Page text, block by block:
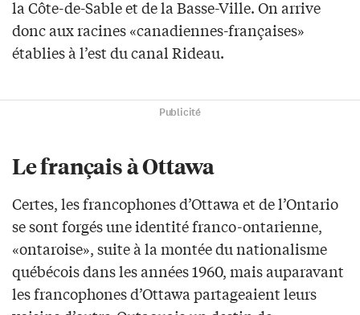
la Côte-de-Sable et de la Basse-Ville. On arrive
donc aux racines «canadiennes-françaises»
établies à l’est du canal Rideau.
Publicité
Le français à Ottawa
Certes, les francophones d’Ottawa et de l’Ontario
se sont forgés une identité franco-ontarienne,
«ontaroise», suite à la montée du nationalisme
québécois dans les années 1960, mais auparavant
les francophones d’Ottawa partageaient leurs